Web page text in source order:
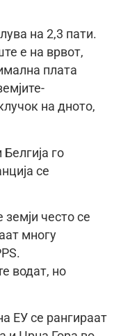
на 2,3 пати.
е на врвот,
плата
на дното,
го
се
често се
многу
водат, но
ЕУ се рангираат